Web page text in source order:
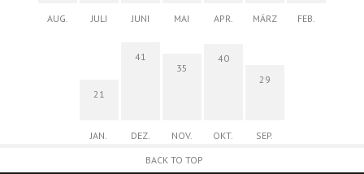
AUG. JULI JUNI MAI APR. MÄRZ FEB.
21
JAN.
41
DEZ.
35
NOV.
40
OKT.
29
SEP.
BACK TO TOP